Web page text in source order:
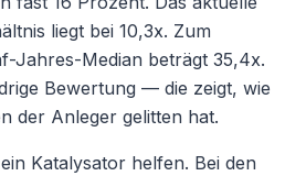
liegt bei 10,3x. Zum
Jahres-Median beträgt 35,4x.
Bewertung — die zeigt, wie
der Anleger gelitten hat.
Katalysator helfen. Bei den